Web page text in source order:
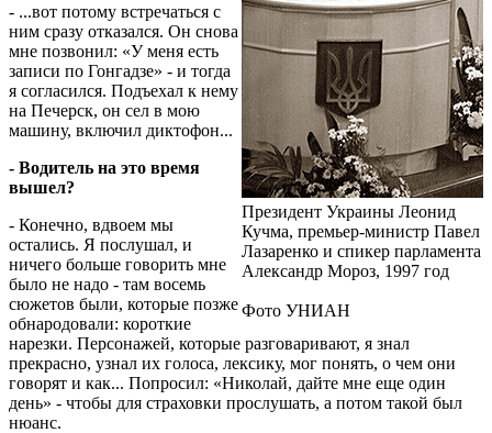
Президент Украины Леонид
Кучма, премьер-министр Павел
Лазаренко и спикер парламента
Александр Мороз, 1997 год
Фото УНИАН
- ...вот потому встречаться с
ним сразу отказался. Он снова
мне позвонил: «У меня есть
записи по Гонгадзе» - и тогда
я согласился. Подъехал к нему
на Печерск, он сел в мою
машину, включил диктофон...
- Водитель на это время
вышел?
- Конечно, вдвоем мы
остались. Я послушал, и
ничего больше говорить мне
было не надо - там восемь
сюжетов были, которые позже
обнародовали: короткие
нарезки. Персонажей, которые разговаривают, я знал
прекрасно, узнал их голоса, лексику, мог понять, о чем они
говорят и как... Попросил: «Николай, дайте мне еще один
день» - чтобы для страховки прослушать, а потом такой был
нюанс.